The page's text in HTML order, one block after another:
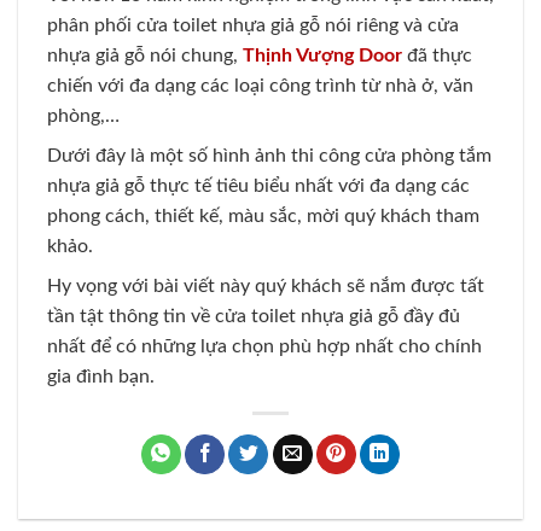
phân phối cửa toilet nhựa giả gỗ nói riêng và cửa
nhựa giả gỗ nói chung, Thịnh Vượng Door đã thực
chiến với đa dạng các loại công trình từ nhà ở, văn
phòng,…
Dưới đây là một số hình ảnh thi công cửa phòng tắm
nhựa giả gỗ thực tế tiêu biểu nhất với đa dạng các
phong cách, thiết kế, màu sắc, mời quý khách tham
khảo.
Hy vọng với bài viết này quý khách sẽ nắm được tất
tần tật thông tin về cửa toilet nhựa giả gỗ đầy đủ
nhất để có những lựa chọn phù hợp nhất cho chính
gia đình bạn.